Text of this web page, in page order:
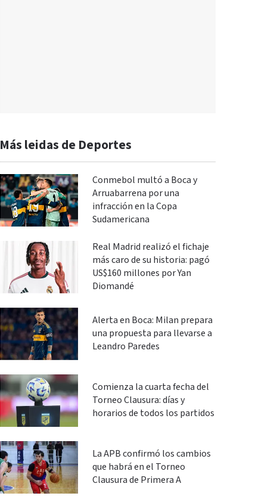
Más leidas de Deportes
Conmebol multó a Boca y
Arruabarrena por una
infracción en la Copa
Sudamericana
Real Madrid realizó el fichaje
más caro de su historia: pagó
US$160 millones por Yan
Diomandé
Alerta en Boca: Milan prepara
una propuesta para llevarse a
Leandro Paredes
Comienza la cuarta fecha del
Torneo Clausura: días y
horarios de todos los partidos
La APB confirmó los cambios
que habrá en el Torneo
Clausura de Primera A